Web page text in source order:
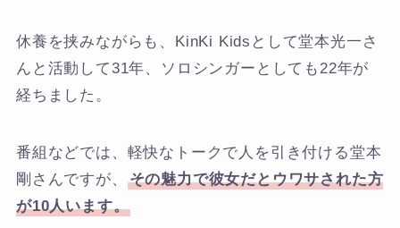
休養を挟みながらも、KinKi Kidsとして堂本光一さ
んと活動して31年、ソロシンガーとしても22年が
経ちました。
番組などでは、軽快なトークで人を引き付ける堂本
剛さんですが、
その魅力で彼女だとウワサされた方
が10人います。